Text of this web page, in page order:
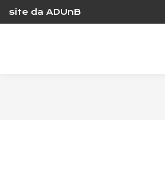
content
site da ADUnB